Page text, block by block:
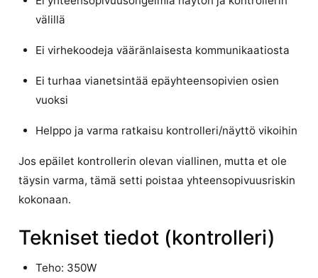
välillä
Ei virhekoodeja vääränlaisesta kommunikaatiosta
Ei turhaa vianetsintää epäyhteensopivien osien
vuoksi
Helppo ja varma ratkaisu kontrolleri/näyttö vikoihin
Jos epäilet kontrollerin olevan viallinen, mutta et ole
täysin varma, tämä setti poistaa yhteensopivuusriskin
kokonaan.
Tekniset tiedot (kontrolleri)
Teho: 350W